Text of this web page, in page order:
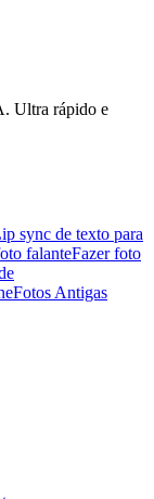
Ultra rápido e
sync de texto para
falanteFazer foto
Fotos Antigas